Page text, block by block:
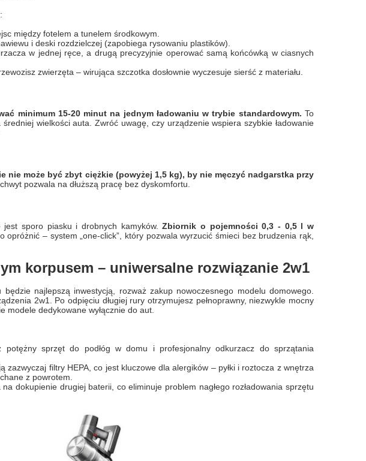
między fotelem a tunelem środkowym.
i deski rozdzielczej (zapobiega rysowaniu plastików).
w jednej ręce, a drugą precyzyjnie operować samą końcówką w ciasnych
zwierzęta – wirująca szczotka dosłownie wyczesuje sierść z materiału.
minimum 15-20 minut na jednym ładowaniu w trybie standardowym. To
wielkości auta. Zwróć uwagę, czy urządzenie wspiera szybkie ładowanie
nie może być zbyt ciężkie (powyżej 1,5 kg), by nie męczyć nadgarstka przy
pozwala na dłuższą pracę bez dyskomfortu.
jest sporo piasku i drobnych kamyków.Zbiornik o pojemności 0,3 - 0,5 l w
opróżnić – system „one-click”, który pozwala wyrzucić śmieci bez brudzenia rąk,
korpusem – uniwersalne rozwiązanie 2w1
najlepszą inwestycją, rozważ zakup nowoczesnego modelu domowego.
2w1. Po odpięciu długiej rury otrzymujesz pełnoprawny, niezwykle mocny
modele dedykowane wyłącznie do aut.
potężny sprzęt do podłóg w domu i profesjonalny odkurzacz do sprzątania
zazwyczaj filtry HEPA, co jest kluczowe dla alergików – pyłki i roztocza z wnętrza
z powrotem.
dokupienie drugiej baterii, co eliminuje problem nagłego rozładowania sprzętu